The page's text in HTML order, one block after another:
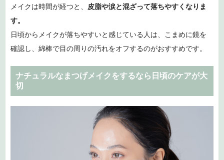
メイクは時間が経つと、 皮脂や涙と混ざって落ちやすくなりま
す。
日頃からメイクが落ちやすいと感じている人は、こまめに鏡を
確認し、綿棒で目の周りの汚れをオフするのがおすすめです。
ナチュラルなまつげメイクをするなら日頃のケアが大
切